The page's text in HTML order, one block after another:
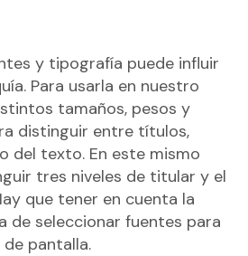
y tipografía puede influir
Para usarla en nuestro
tamaños, pesos y
distinguir entre títulos,
del texto. En este mismo
tres niveles de titular y el
que tener en cuenta la
de seleccionar fuentes para
pantalla.